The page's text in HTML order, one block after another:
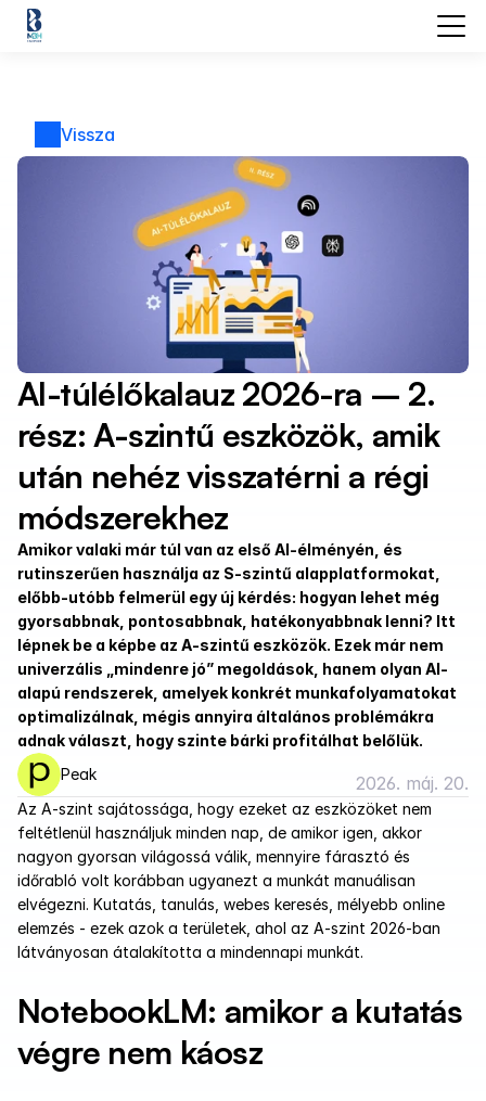
Vissza
AI-túlélőkalauz 2026-ra – 2.
rész: A-szintű eszközök, amik
után nehéz visszatérni a régi
módszerekhez
Amikor valaki már túl van az első AI-élményén, és
rutinszerűen használja az S-szintű alapplatformokat,
előbb-utóbb felmerül egy új kérdés: hogyan lehet még
gyorsabbnak, pontosabbnak, hatékonyabbnak lenni? Itt
lépnek be a képbe az A-szintű eszközök. Ezek már nem
univerzális „mindenre jó” megoldások, hanem olyan AI-
alapú rendszerek, amelyek konkrét munkafolyamatokat
optimalizálnak, mégis annyira általános problémákra
adnak választ, hogy szinte bárki profitálhat belőlük.
Peak
2026. máj. 20.
Az A-szint sajátossága, hogy ezeket az eszközöket nem
feltétlenül használjuk minden nap, de amikor igen, akkor
nagyon gyorsan világossá válik, mennyire fárasztó és
időrabló volt korábban ugyanezt a munkát manuálisan
elvégezni. Kutatás, tanulás, webes keresés, mélyebb online
elemzés - ezek azok a területek, ahol az A-szint 2026-ban
látványosan átalakította a mindennapi munkát.
NotebookLM: amikor a kutatás
végre nem káosz